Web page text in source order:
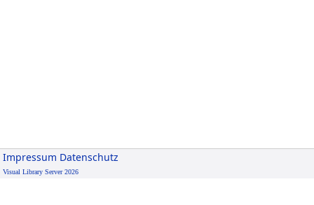
Impressum Datenschutz
Visual Library Server 2026